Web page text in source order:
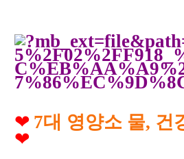
❤ 7대 영양소 물, 건
❤